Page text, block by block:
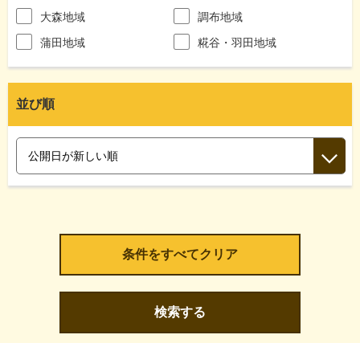
大森地域
調布地域
蒲田地域
糀谷・羽田地域
並び順
検索する